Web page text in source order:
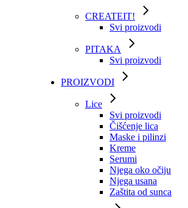
CREATEIT!
Svi proizvodi
PITAKA
Svi proizvodi
PROIZVODI
Lice
Svi proizvodi
Čišćenje lica
Maske i pilinzi
Kreme
Serumi
Njega oko očiju
Njega usana
Zaštita od sunca